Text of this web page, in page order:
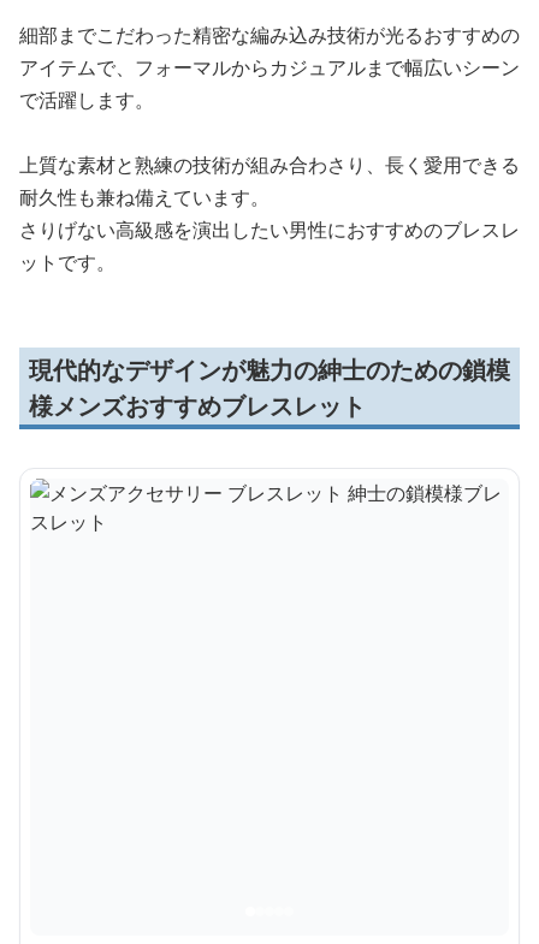
細部までこだわった精密な編み込み技術が光るおすすめの
アイテムで、フォーマルからカジュアルまで幅広いシーン
で活躍します。
上質な素材と熟練の技術が組み合わさり、長く愛用できる
耐久性も兼ね備えています。
さりげない高級感を演出したい男性におすすめのブレスレ
ットです。
現代的なデザインが魅力の紳士のための鎖模
様メンズおすすめブレスレット